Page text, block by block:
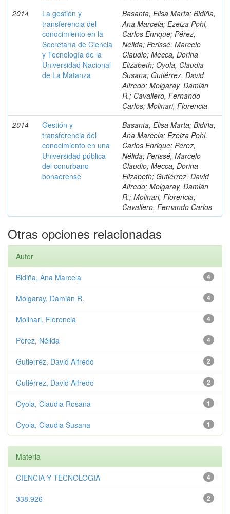
2014
La gestión y
transferencia del
conocimiento en la
Secretaría de Ciencia
y Tecnología de la
Universidad Nacional
de La Matanza
Basanta, Elisa Marta; Bidiña,
Ana Marcela; Ezeiza Pohl,
Carlos Enrique; Pérez,
Nélida; Perissé, Marcelo
Claudio; Mecca, Dorina
Elizabeth; Oyola, Claudia
Susana; Gutiérrez, David
Alfredo; Molgaray, Damián
R.; Cavallero, Fernando
Carlos; Molinari, Florencia
2014
Gestión y
transferencia del
conocimiento en una
Universidad pública
del conurbano
bonaerense
Basanta, Elisa Marta; Bidiña,
Ana Marcela; Ezeiza Pohl,
Carlos Enrique; Pérez,
Nélida; Perissé, Marcelo
Claudio; Mecca, Dorina
Elizabeth; Gutiérrez, David
Alfredo; Molgaray, Damián
R.; Molinari, Florencia;
Cavallero, Fernando Carlos
Otras opciones relacionadas
Autor
4
Bidiña, Ana Marcela
4
Molgaray, Damián R.
4
Molinari, Florencia
4
Pérez, Nélida
2
Gutierréz, David Alfredo
2
Gutiérrez, David Alfredo
1
Oyola, Claudia Rosana
1
Oyola, Claudia Susana
Materia
4
CIENCIA Y TECNOLOGIA
2
338.926